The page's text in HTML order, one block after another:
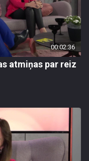
00:02:36
atmiņas par reiz